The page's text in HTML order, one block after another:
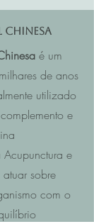
é um
de anos
utilizado
e
e
sobre
com o